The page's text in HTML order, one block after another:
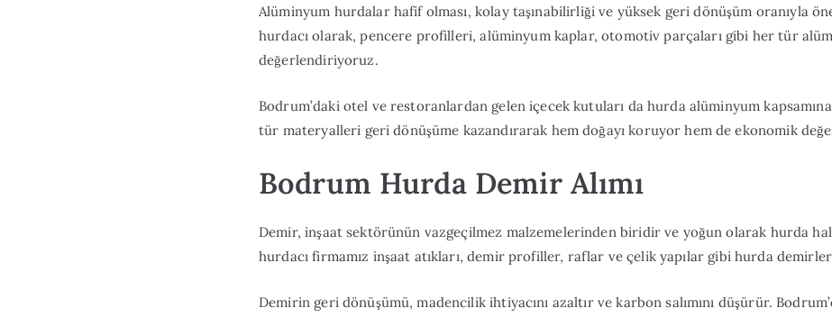
Alüminyum hurdalar hafif olması, kolay taşınabilirliği ve yüksek geri dönüşüm oranıyla
hurdacı olarak, pencere profilleri, alüminyum kaplar, otomotiv parçaları gibi her tür
değerlendiriyoruz.
Bodrum’daki otel ve restoranlardan gelen içecek kutuları da hurda alüminyum
tür materyalleri geri dönüşüme kazandırarak hem doğayı koruyor hem de ekonomik
Bodrum Hurda Demir Alımı
Demir, inşaat sektörünün vazgeçilmez malzemelerinden biridir ve yoğun olarak hurda
hurdacı firmamız inşaat atıkları, demir profiller, raflar ve çelik yapılar gibi hurda
Demirin geri dönüşümü, madencilik ihtiyacını azaltır ve karbon salımını düşürür.